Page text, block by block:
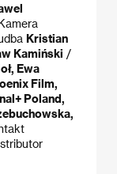
Kristian
Kamiński /
Ewa
Film,
Poland,